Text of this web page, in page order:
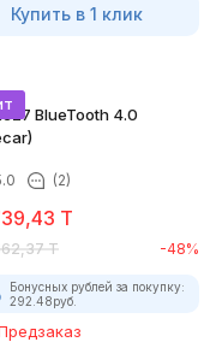
Купить в 1 клик
BlueTooth 4.0
(2)
T
T -48%
Бонусных рублей за покупку:
292.48руб.